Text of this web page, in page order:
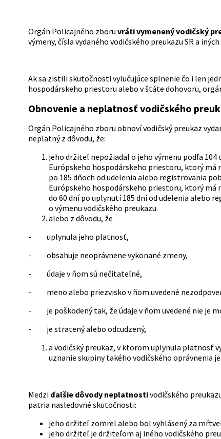
Orgán Policajného zboru vráti vymenený vodičský
výmeny, čísla vydaného vodičského preukazu SR a
Ak sa zistili skutočnosti vylučujúce splnenie čo i len
hospodárskeho priestoru alebo v štáte dohovoru,
Obnovenie a neplatnosť vodičského
Orgán Policajného zboru obnoví vodičský preukaz
neplatný z dôvodu, že:
jeho držiteľ nepožiadal o jeho výmenu podľa
Európskeho hospodárskeho priestoru, ktorý má
po 185 dňoch od udelenia alebo registrovania
Európskeho hospodárskeho priestoru, ktorý má
do 60 dní po uplynutí 185 dní od udelenia alebo
o výmenu vodičského preukazu.
alebo z dôvodu, že
- uplynula jeho platnosť,
- obsahuje neoprávnene vykonané zmeny,
- údaje v ňom sú nečitateľné,
- meno alebo priezvisko v ňom uvedené
- je poškodený tak, že údaje v ňom uvedené nie je
- je stratený alebo odcudzený,
a vodičský preukaz, v ktorom uplynula platnosť
uznanie skupiny takého vodičského oprávnenia
Medzi ďalšie dôvody neplatnostivodičského
patria nasledovné skutočnosti:
jeho držiteľ zomrel alebo bol vyhlásený za
jeho držiteľ je držiteľom aj iného vodičského